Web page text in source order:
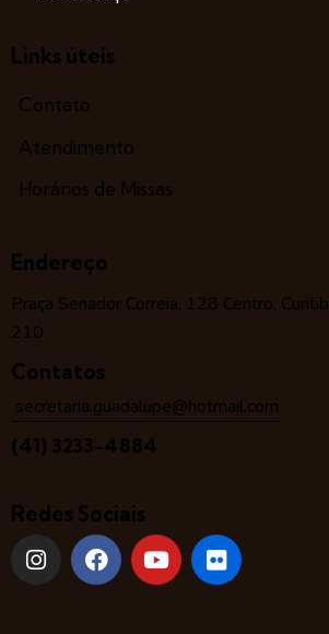
Links úteis
Contato
Atendimento
Horários de Missas
Endereço
Praça Senador Correia, 128 Centro,
210
Contatos
secretaria.guadalupe@hotmail.com
(41) 3233-4884
Redes Sociais